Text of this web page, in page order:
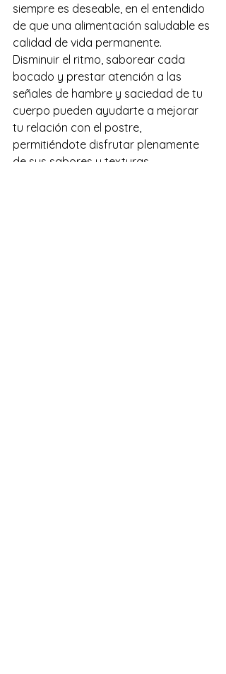
siempre es deseable, en el entendido
de que una alimentación saludable es
calidad de vida permanente.
Disminuir el ritmo, saborear cada
bocado y prestar atención a las
señales de hambre y saciedad de tu
cuerpo pueden ayudarte a mejorar
tu relación con el postre,
permitiéndote disfrutar plenamente
de sus sabores y texturas.